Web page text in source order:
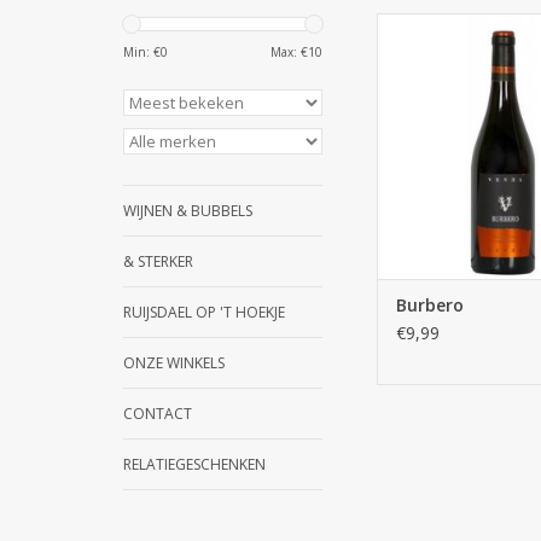
Min: €0 Max: €10
WIJNEN & BUBBELS
& STERKER
RUIJSDAEL OP 'T HOEKJE
ONZE WINKELS
CONTACT
RELATIEGESCHENKEN
Montepulciano
Regio:
Lekker bij Rood
harde kaas
Smaakprofiel:
Druivenras:
TOEVOEGEN AAN
Burbero
€9,99